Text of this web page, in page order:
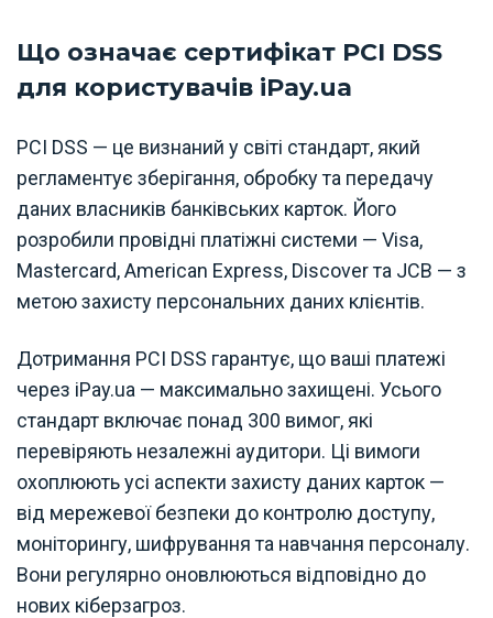
Що означає сертифікат PCI DSS
для користувачів iPay.ua
PCI DSS — це визнаний у світі стандарт, який
регламентує зберігання, обробку та передачу
даних власників банківських карток. Його
розробили провідні платіжні системи — Visa,
Mastercard, American Express, Discover та JCB — з
метою захисту персональних даних клієнтів.
Дотримання PCI DSS гарантує, що ваші платежі
через iPay.ua — максимально захищені. Усього
стандарт включає понад 300 вимог, які
перевіряють незалежні аудитори. Ці вимоги
охоплюють усі аспекти захисту даних карток —
від мережевої безпеки до контролю доступу,
моніторингу, шифрування та навчання персоналу.
Вони регулярно оновлюються відповідно до
нових кіберзагроз.